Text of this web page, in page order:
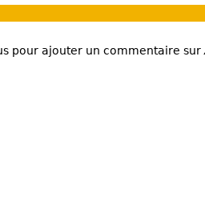
pour ajouter un commentaire sur